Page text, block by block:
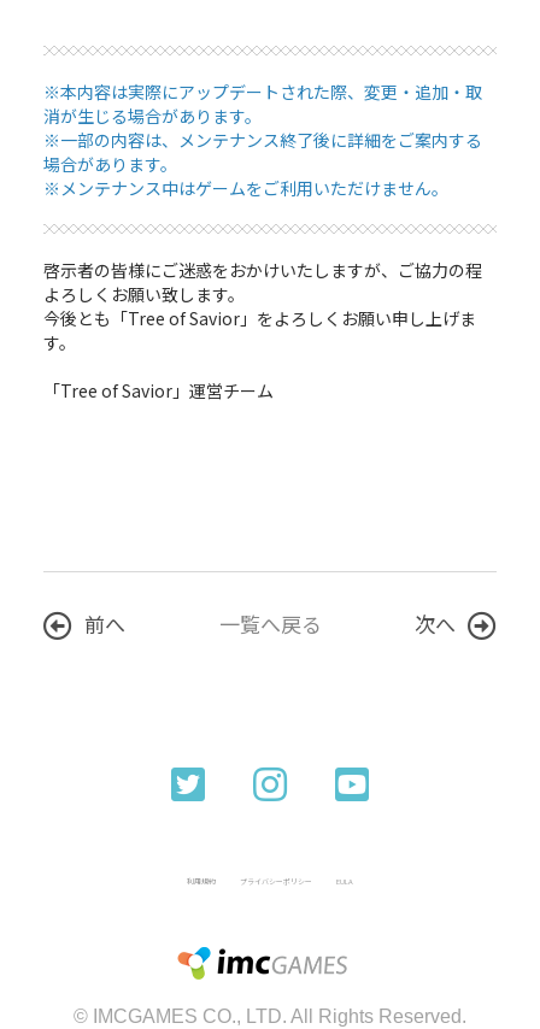
※本内容は実際にアップデートされた際、変更・追加・取
消が生じる場合があります。
※一部の内容は、メンテナンス終了後に詳細をご案内する
場合があります。
※メンテナンス中はゲームをご利用いただけません。
啓示者の皆様にご迷惑をおかけいたしますが、ご協力の程
よろしくお願い致します。
今後とも「Tree of Savior」をよろしくお願い申し上げま
す。
「Tree of Savior」運営チーム
前へ 一覧へ戻る 次へ
利用規約 プライバシーポリシー EULA
© IMCGAMES CO., LTD. All Rights Reserved.